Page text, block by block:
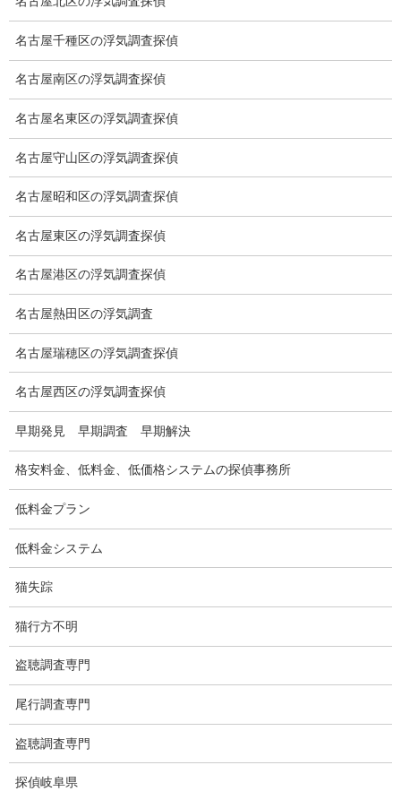
浮気調査の相場
調査費用と調査日数の目安
浮気調査料金の比較例
GPS検索調査
GPS調査
車両調査
浮気調査地域
浮気調査関連調査
ドメスティックバイオレンスDV調査
いじめ・子供の虐待
別れさせ屋
盗聴調査
盗聴調査料金
盗聴器の種類
盗撮器
盗撮調査愛知県
電磁波測定調査
電磁波とは
名古屋千種区の浮気調査探偵
名古屋南区の浮気調査探偵
名古屋名東区の浮気調査探偵
名古屋守山区の浮気調査探偵
名古屋昭和区の浮気調査探偵
名古屋東区の浮気調査探偵
名古屋港区の浮気調査探偵
名古屋熱田区の浮気調査
名古屋瑞穂区の浮気調査探偵
名古屋西区の浮気調査探偵
早期発見 早期調査 早期解決
格安料金、低料金、低価格システムの探偵事務所
低料金プラン
低料金システム
猫失踪
猫行方不明
盗聴調査専門
尾行調査専門
盗聴調査専門
探偵岐阜県